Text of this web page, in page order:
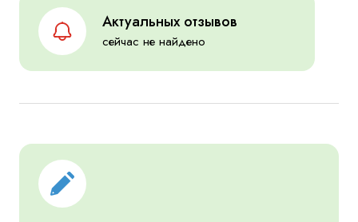
Актуальных отзывов
сейчас не найдено